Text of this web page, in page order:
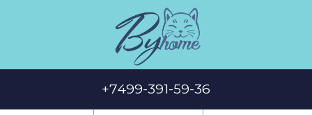
+7499-391-59-36